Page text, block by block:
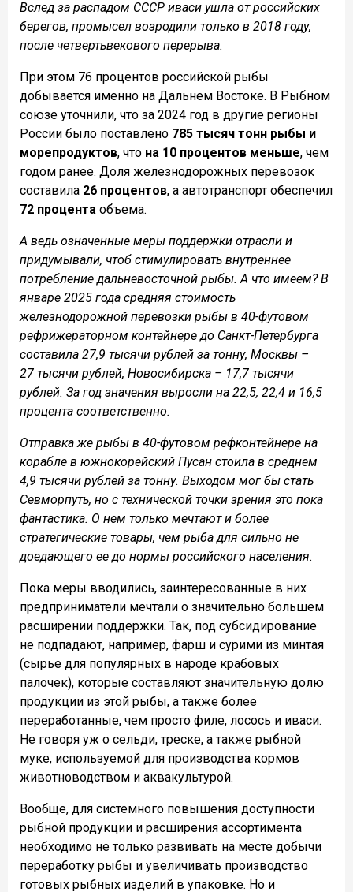
Вслед за распадом СССР иваси ушла от российских
берегов, промысел возродили только в 2018 году,
после четвертьвекового перерыва.
При этом 76 процентов российской рыбы
добывается именно на Дальнем Востоке. В Рыбном
союзе уточнили, что за 2024 год в другие регионы
России было поставлено 785 тысяч тонн рыбы и
морепродуктов, что на 10 процентов меньше, чем
годом ранее. Доля железнодорожных перевозок
составила 26 процентов, а автотранспорт обеспечил
72 процента объема.
А ведь означенные меры поддержки отрасли и
придумывали, чтоб стимулировать внутреннее
потребление дальневосточной рыбы. А что имеем? В
январе 2025 года средняя стоимость
железнодорожной перевозки рыбы в 40-футовом
рефрижераторном контейнере до Санкт-Петербурга
составила 27,9 тысячи рублей за тонну, Москвы –
27 тысячи рублей, Новосибирска – 17,7 тысячи
рублей. За год значения выросли на 22,5, 22,4 и 16,5
процента соответственно.
Отправка же рыбы в 40-футовом рефконтейнере на
корабле в южнокорейский Пусан стоила в среднем
4,9 тысячи рублей за тонну. Выходом мог бы стать
Севморпуть, но с технической точки зрения это пока
фантастика. О нем только мечтают и более
стратегические товары, чем рыба для сильно не
доедающего ее до нормы российского населения.
Пока меры вводились, заинтересованные в них
предприниматели мечтали о значительно большем
расширении поддержки. Так, под субсидирование
не подпадают, например, фарш и сурими из минтая
(сырье для популярных в народе крабовых
палочек), которые составляют значительную долю
продукции из этой рыбы, а также более
переработанные, чем просто филе, лосось и иваси.
Не говоря уж о сельди, треске, а также рыбной
муке, используемой для производства кормов
животноводством и аквакультурой.
Вообще, для системного повышения доступности
рыбной продукции и расширения ассортимента
необходимо не только развивать на месте добычи
переработку рыбы и увеличивать производство
готовых рыбных изделий в упаковке. Но и